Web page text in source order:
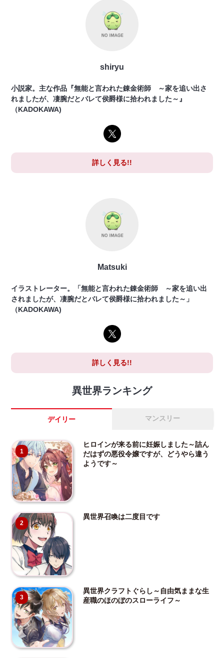
shiryu
小説家。主な作品『無能と言われた錬金術師 ～家を追い出さ
れましたが、凄腕だとバレて侯爵様に拾われました～』
（KADOKAWA)
詳しく見る!!
Matsuki
イラストレーター。「無能と言われた錬金術師 ～家を追い出
されましたが、凄腕だとバレて侯爵様に拾われました～」
（KADOKAWA)
詳しく見る!!
異世界ランキング
デイリー マンスリー
1
ヒロインが来る前に妊娠しました～詰ん
だはずの悪役令嬢ですが、どうやら違う
ようです～
2
異世界召喚は二度目です
3
異世界クラフトぐらし～自由気ままな生
産職のほのぼのスローライフ～